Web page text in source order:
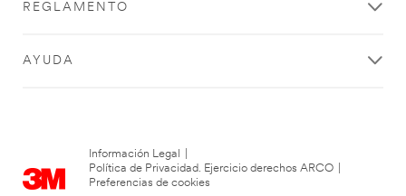
REGLAMENTO
AYUDA
Información Legal
Política de Privacidad. Ejercicio derechos ARCO
Preferencias de cookies